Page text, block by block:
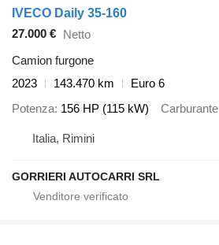
IVECO Daily 35-160
27.000 € Netto
Camion furgone
2023
143.470 km
Euro 6
Potenza 156 HP (115 kW) Carburante
Italia, Rimini
GORRIERI AUTOCARRI SRL